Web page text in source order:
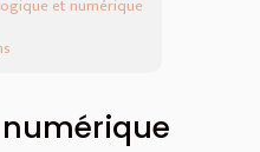
et numérique